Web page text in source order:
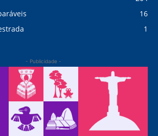
16
1
- Publicidade -